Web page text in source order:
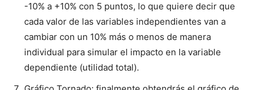
-10% a +10% con 5 puntos, lo que quiere decir que
cada valor de las variables independientes van a
cambiar con un 10% más o menos de manera
individual para simular el impacto en la variable
dependiente (utilidad total).